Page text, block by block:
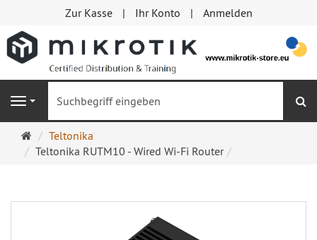
Zur Kasse Ihr Konto Anmelden
Navigation
Startseite
Teltonika
Teltonika RUTM10 - Wired Wi-Fi Router